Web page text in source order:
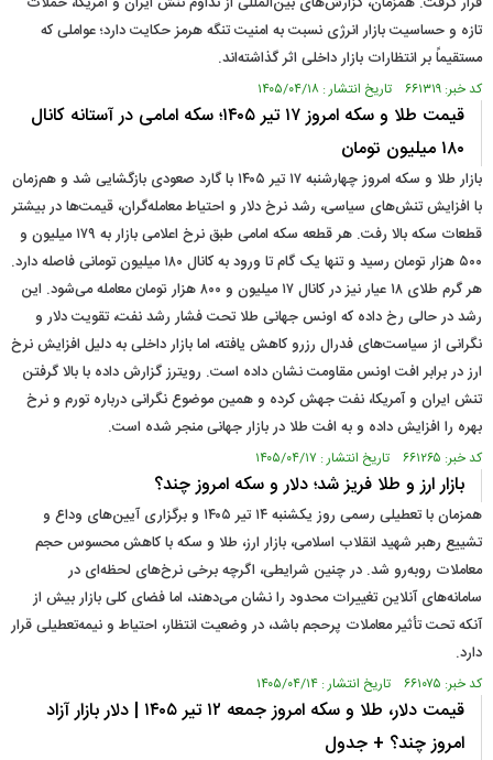
تازه و حساسیت بازار انرژی نسبت به امنیت تنگه هرمز حکایت دارد؛ عواملی که
مستقیماً بر انتظارات بازار داخلی اثر گذاشته‌اند.
کد خبر: ۶۶۱۳۱۹ تاریخ انتشار : ۱۴۰۵/۰۴/۱۸
قیمت طلا و سکه امروز ۱۷ تیر ۱۴۰۵؛ سکه امامی در آستانه کانال
۱۸۰ میلیون تومان
بازار طلا و سکه امروز چهارشنبه ۱۷ تیر ۱۴۰۵ با گارد صعودی بازگشایی شد و هم‌زمان
با افزایش تنش‌های سیاسی، رشد نرخ دلار و احتیاط معامله‌گران، قیمت‌ها در بیشتر
قطعات سکه بالا رفت. هر قطعه سکه امامی طبق نرخ اعلامی بازار به ۱۷۹ میلیون و
۵۰۰ هزار تومان رسید و تنها یک گام تا ورود به کانال ۱۸۰ میلیون تومانی فاصله دارد.
هر گرم طلای ۱۸ عیار نیز در کانال ۱۷ میلیون و ۸۰۰ هزار تومان معامله می‌شود. این
رشد در حالی رخ داده که اونس جهانی طلا تحت فشار رشد نفت، تقویت دلار و
نگرانی از سیاست‌های فدرال رزرو کاهش یافته، اما بازار داخلی به دلیل افزایش نرخ
ارز در برابر افت اونس مقاومت نشان داده است. رویترز گزارش داده با بالا گرفتن
تنش ایران و آمریکا، نفت جهش کرده و همین موضوع نگرانی درباره تورم و نرخ
بهره را افزایش داده و به افت طلا در بازار جهانی منجر شده است.
کد خبر: ۶۶۱۲۶۵ تاریخ انتشار : ۱۴۰۵/۰۴/۱۷
بازار ارز و طلا فریز شد؛ دلار و سکه امروز چند؟
همزمان با تعطیلی رسمی روز یکشنبه ۱۴ تیر ۱۴۰۵ و برگزاری آیین‌های وداع و
تشییع رهبر شهید انقلاب اسلامی، بازار ارز، طلا و سکه با کاهش محسوس حجم
معاملات روبه‌رو شد. در چنین شرایطی، اگرچه برخی نرخ‌های لحظه‌ای در
سامانه‌های آنلاین تغییرات محدود را نشان می‌دهند، اما فضای کلی بازار بیش از
آنکه تحت تأثیر معاملات پرحجم باشد، در وضعیت انتظار، احتیاط و نیمه‌تعطیلی قرار
دارد.
کد خبر: ۶۶۱۰۷۵ تاریخ انتشار : ۱۴۰۵/۰۴/۱۴
قیمت دلار، طلا و سکه امروز جمعه ۱۲ تیر ۱۴۰۵ | دلار بازار آزاد
امروز چند؟ + جدول